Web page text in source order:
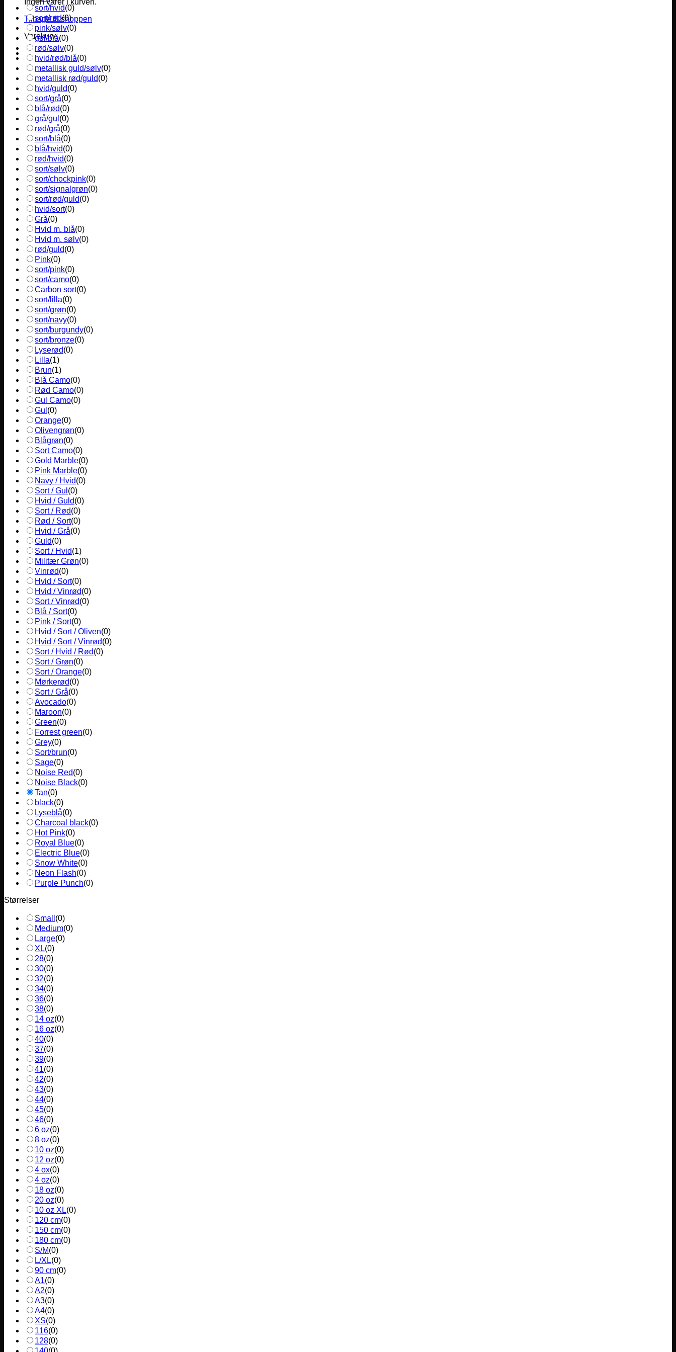
Ingen varer i kurven.
Tilbage til shoppen
Varekurv
sort/hvid(0)
sort/rød(0)
pink/sølv(0)
gul/blå(0)
rød/sølv(0)
hvid/rød/blå(0)
metallisk guld/sølv(0)
metallisk rød/guld(0)
hvid/guld(0)
sort/grå(0)
blå/rød(0)
grå/gul (0)
rød/grå(0)
sort/blå(0)
blå/hvid(0)
rød/hvid(0)
sort/sølv(0)
sort/chockpink(0)
sort/signalgrøn(0)
sort/rød/guld(0)
hvid/sort(0)
Grå(0)
Hvid m. blå(0)
Hvid m. sølv(0)
rød/guld(0)
Pink(0)
sort/pink(0)
sort/camo(0)
Carbon sort(0)
sort/lilla(0)
sort/grøn(0)
sort/navy(0)
sort/burgundy(0)
sort/bronze(0)
Lyserød(0)
Lilla(1)
Brun(1)
Blå Camo(0)
Rød Camo(0)
Gul Camo(0)
Gul (0)
Orange(0)
Olivengrøn(0)
Blågrøn(0)
Sort Camo(0)
Gold Marble(0)
Pink Marble(0)
Navy / Hvid(0)
Sort / Gul (0)
Hvid / Guld(0)
Sort / Rød(0)
Rød / Sort(0)
Hvid / Grå(0)
Guld(0)
Sort / Hvid(1)
Militær Grøn(0)
Vinrød(0)
Hvid / Sort(0)
Hvid / Vinrød(0)
Sort / Vinrød(0)
Blå / Sort(0)
Pink / Sort(0)
Hvid / Sort / Oliven(0)
Hvid / Sort / Vinrød(0)
Sort / Hvid / Rød(0)
Sort / Grøn(0)
Sort / Orange(0)
Mørkerød(0)
Sort / Grå(0)
Avocado(0)
Maroon(0)
Green(0)
Forrest green(0)
Grey(0)
Sort/brun(0)
Sage(0)
Noise Red(0)
Noise Black(0)
Tan(0)
black(0)
Lyseblå(0)
Charcoal black(0)
Hot Pink(0)
Royal Blue(0)
Electric Blue(0)
Snow White(0)
Neon Flash(0)
Purple Punch(0)
Størrelser
Small (0)
Medium(0)
Large(0)
XL(0)
28(0)
30(0)
32(0)
34(0)
36(0)
38(0)
14 oz(0)
16 oz(0)
40(0)
37(0)
39(0)
41(0)
42(0)
43(0)
44(0)
45(0)
46(0)
6 oz(0)
8 oz(0)
10 oz(0)
12 oz(0)
4 ox(0)
4 oz(0)
18 oz(0)
20 oz(0)
10 oz XL(0)
120 cm(0)
150 cm(0)
180 cm(0)
S/M(0)
L/XL(0)
90 cm(0)
A1(0)
A2(0)
A3(0)
A4(0)
XS(0)
116(0)
128(0)